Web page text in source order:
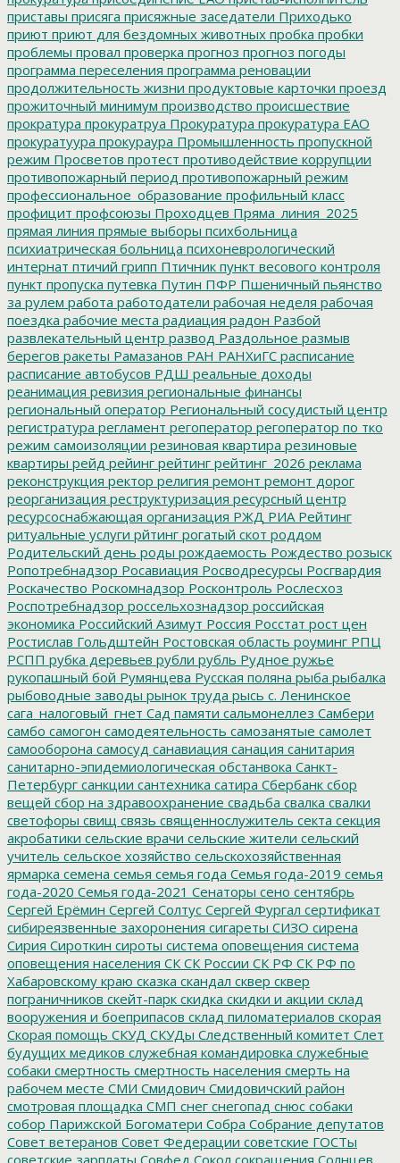
приставы присяга присяжные заседатели Приходько
приют приют для бездомных животных пробка пробки
проблемы провал проверка прогноз прогноз погоды
программа переселения программа реновации
продолжительность жизни продуктовые карточки проезд
прожиточный минимум производство происшествие
прократура прокуратруа Прокуратура прокуратура ЕАО
прокуратуура прокураура Промышленность пропускной
режим Просветов протест противодействие коррупции
противопожарный период противопожарный режим
профессиональное_образование профильный класс
профицит профсоюзы Проходцев Пряма_линия_2025
прямая линия прямые выборы психбольница
психиатрическая больница психоневрологический
интернат птичий грипп Птичник пункт весового контроля
пункт пропуска путевка Путин ПФР Пшеничный пьянство
за рулем работа работодатели рабочая неделя рабочая
поездка рабочие места радиация радон Разбой
развлекательный центр развод Раздольное размыв
берегов ракеты Рамазанов РАН РАНХиГС расписание
расписание автобусов РДШ реальные доходы
реанимация ревизия региональные финансы
региональный оператор Региональный сосудистый центр
регистратура регламент регоператор регоператор по тко
режим самоизоляции резиновая квартира резиновые
квартиры рейд рейинг рейтинг рейтинг_2026 реклама
реконструкция ректор религия ремонт ремонт дорог
реорганизация реструктуризация ресурсный центр
ресурсоснабжающая организация РЖД РИА Рейтинг
ритуальные услуги рйтинг рогатый скот роддом
Родительский день роды рождаемость Рождество розыск
Ропотребнадзор Росавиация Росводресурсы Росгвардия
Роскачество Роскомнадзор Росконтроль Рослесхоз
Роспотребнадзор россельхознадзор российская
экономика Российский Азимут Россия Росстат рост цен
Ростислав Гольдштейн Ростовская область роуминг РПЦ
РСПП рубка деревьев рубли рубль Рудное ружье
рукопашный бой Румянцева Русская поляна рыба рыбалка
рыбоводные заводы рынок труда рысь с. Ленинское
сага_налоговый_гнет Сад памяти сальмонеллез Самбери
самбо самогон самодеятельность самозанятые самолет
самооборона самосуд санавиация санация санитария
санитарно-эпидемиологическая обстанвока Санкт-
Петербург санкции сантехника сатира Сбербанк сбор
вещей сбор на здравоохранение свадьба свалка свалки
светофоры свищ связь священнослужитель секта секция
акробатики сельские врачи сельские жители сельский
учитель сельское хозяйство сельскохозяйственная
ярмарка семена семья семья года Семья года-2019 семья
года-2020 Семья года-2021 Сенаторы сено сентябрь
Сергей Ерёмин Сергей Солтус Сергей Фургал сертификат
сибиреязвенные захоронения сигареты СИЗО сирена
Сирия Сироткин сироты система оповещения система
оповещения населения СК СК России СК РФ СК РФ по
Хабаровскому краю сказка скандал сквер сквер
пограничников скейт-парк скидка скидки и акции склад
вооружения и боеприпасов склад пиломатериалов скорая
Скорая помощь СКУД СКУДы Следственный комитет Слет
будущих медиков служебная командировка служебные
собаки смертность смертность населения смерть на
рабочем месте СМИ Смидович Смидовичский район
смотровая площадка СМП снег снегопад снюс собаки
собор Парижской Богоматери Собра Собрание депутатов
Совет ветеранов Совет Федерации советские ГОСТы
советские зарплаты Совфед Сокол сокращения Солнцев